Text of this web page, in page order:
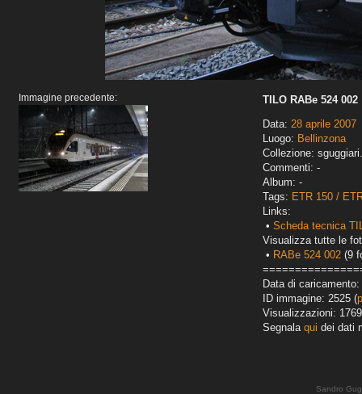
Immagine precedente:
TILO RABe 524 002
Data: 28 aprile 2007
Luogo: Bellinzona
Collezione:
Commenti: -
Album: -
Tags: ETR 150 /
Links:
• Scheda tecnica
Visualizza tutte le
• RABe 524 002 (9
Data di
ID immagine: 2525 (
Visualizzazioni: 1769
Segnala qui dei dati
Sandro